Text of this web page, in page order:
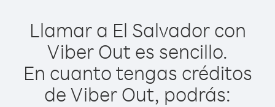
Llamar a El Salvador con
Viber Out es sencillo.
En cuanto tengas créditos
de Viber Out, podrás: